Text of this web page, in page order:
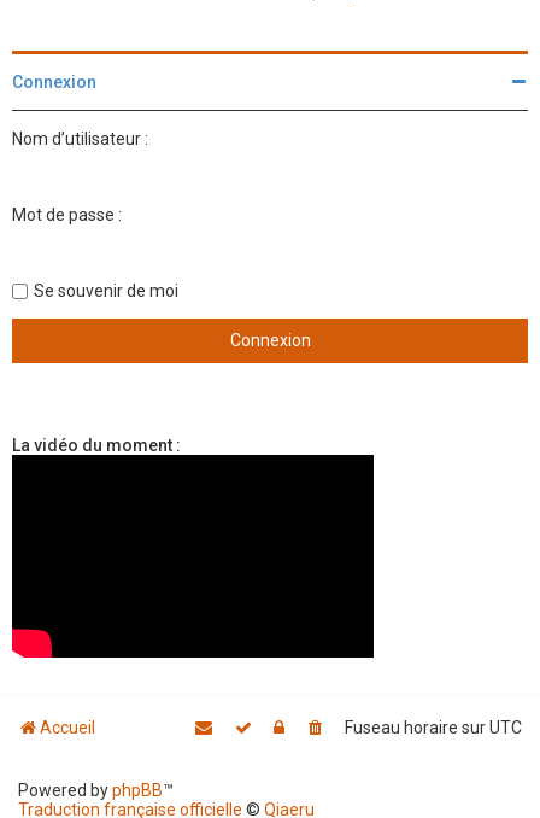
Connexion
Nom d’utilisateur :
Mot de passe :
Se souvenir de moi
La vidéo du moment :
Accueil Fuseau horaire surUTC
Powered byphpBB™
Traduction française officielle © Qiaeru